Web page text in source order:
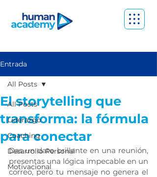
Entrada
All Posts
Liderazgo
Coaching
Desarrollo Personal
Motivacional
All Posts
El storytelling que
transforma: la fórmula
para conectar
Das un dato brillante en una reunión,
presentas una lógica impecable en un
correo, pero tu mensaje no genera el